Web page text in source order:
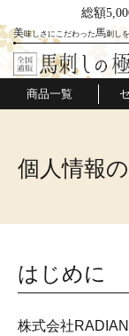
総額
美味しさにこだわった 馬刺し
商品一覧
個人情報
はじめに
株式会社